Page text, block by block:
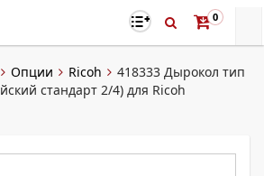
0
Опции Ricoh
418333 Дырокол тип
стандарт 2/4) для Ricoh